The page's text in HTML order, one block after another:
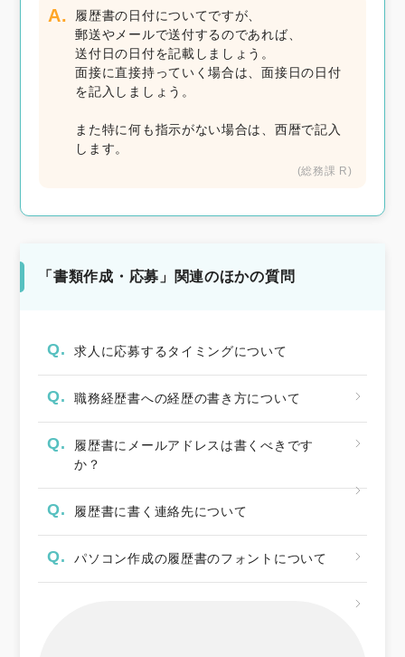
A.
履歴書の日付についてですが、
郵送やメールで送付するのであれば、
送付日の日付を記載しましょう。
面接に直接持っていく場合は、面接日の日付
を記入しましょう。
また特に何も指示がない場合は、西暦で記入
します。
(総務課 R)
「書類作成・応募」関連のほかの質問
Q. 求人に応募するタイミングについて
Q. 職務経歴書への経歴の書き方について
Q.
履歴書にメールアドレスは書くべきです
か？
Q. 履歴書に書く連絡先について
Q. パソコン作成の履歴書のフォントについて